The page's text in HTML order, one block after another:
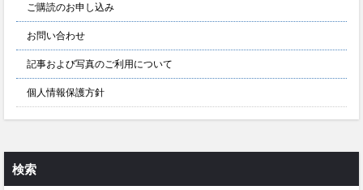
ご購読のお申し込み
お問い合わせ
記事および写真のご利用について
個人情報保護方針
検索